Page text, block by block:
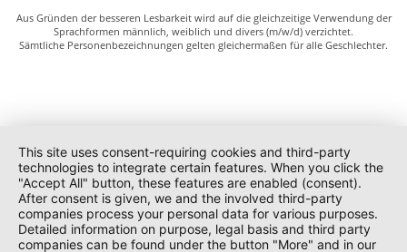
Aus Gründen der besseren Lesbarkeit wird auf die gleichzeitige Verwendung der
Sprachformen männlich, weiblich und divers (m/w/d) verzichtet.
Sämtliche Personenbezeichnungen gelten gleichermaßen für alle Geschlechter.
This site uses consent-requiring cookies and third-party
technologies to integrate certain features. When you click the
"Accept All" button, these features are enabled (consent).
After consent is given, we and the involved third-party
companies process your personal data for various purposes.
Detailed information on purpose, legal basis and third party
companies can be found under the button "More" and in our